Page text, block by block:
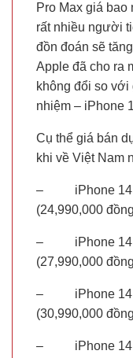
Pro Max giá
rất nhiều người
đồn đoán sẽ
Apple đã cho ra
không đổi so
nhiệm – iPhone
Cụ thể giá bán
khi về Việt Nam
– iPhone 14
(24,990,000
– iPhone 14
(27,990,000
– iPhone 14
(30,990,000
– iPhone 14